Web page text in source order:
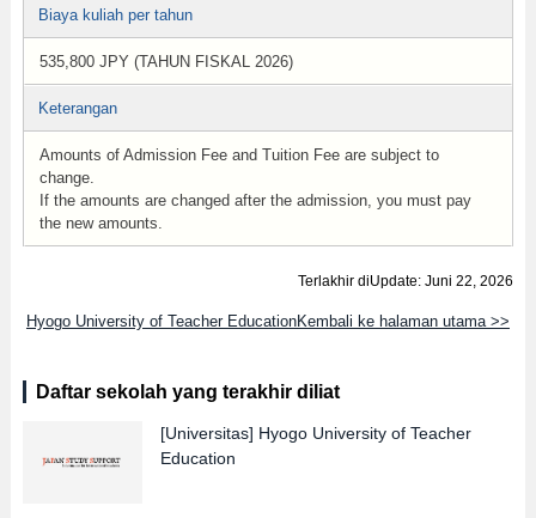
Biaya kuliah per tahun
535,800 JPY (TAHUN FISKAL 2026)
Keterangan
Amounts of Admission Fee and Tuition Fee are subject to
change.
If the amounts are changed after the admission, you must pay
the new amounts.
Terlakhir diUpdate: Juni 22, 2026
Hyogo University of Teacher EducationKembali ke halaman utama >>
Daftar sekolah yang terakhir diliat
[Universitas] Hyogo University of Teacher
Education